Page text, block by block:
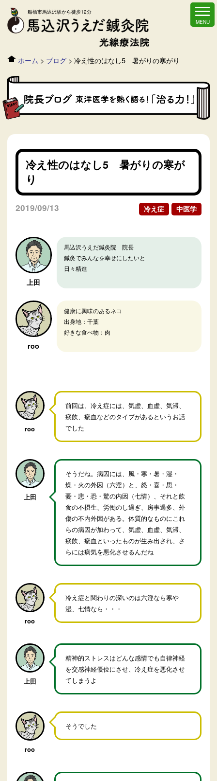
船橋市馬込沢駅から徒歩12分
ホーム > ブログ> 冷え性のはなし5 暑がりの寒がり
冷え性のはなし5 暑がりの寒が
り
2019/09/13 冷え症 中医学
上田
馬込沢うえだ鍼灸院 院長
鍼灸でみんなを幸せにしたいと
日々精進
roo
健康に興味のあるネコ
出身地：千葉
好きな食べ物：肉
roo
前回は、冷え症には、気虚、血虚、気滞、
痰飲、瘀血などのタイプがあるというお話
でした
上田
そうだね。病因には、風・寒・暑・湿・
燥・火の外因（六淫）と、怒・喜・思・
憂・悲・恐・驚の内因（七情）、それと飲
食の不摂生、労働のし過ぎ、房事過多、外
傷の不内外因がある。体質的なものにこれ
らの病因が加わって、気虚、血虚、気滞、
痰飲、瘀血といったものが生み出され、さ
らには病気を悪化させるんだね
roo
冷え症と関わりの深いのは六淫なら寒や
湿、七情なら・・・
上田
精神的ストレスはどんな感情でも自律神経
を交感神経優位にさせ、冷え症を悪化させ
てしまうよ
roo
そうでした